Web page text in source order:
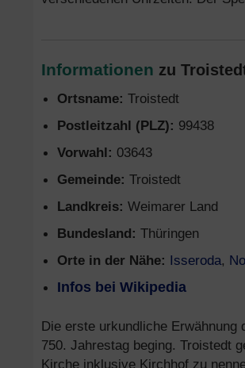
Informationen zu
Ortsname: Troistedt
Postleitzahl (PLZ): 99438
Vorwahl: 03643
Gemeinde: Troistedt
Landkreis: Weimarer Land
Bundesland: Thüringen
Orte in der Nähe: Isseroda,
Infos bei Wikipedia
Die erste urkundliche
750. Jahrestag beging. Troistedt
Kirche inklusive Kirchhof zu